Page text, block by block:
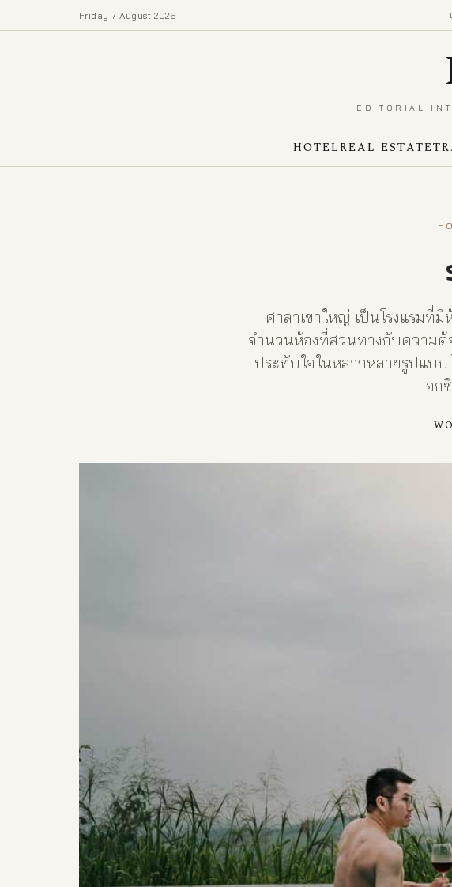
Friday 7 August 2026
EDITORIAL
HOTELREAL ESTATE
ศาลาเขาใหญ่ เป็นโรงแรมที่
จำนวนห้องที่สวนทางกับความต้
ประทับใจในหลากหลายรูปแบบ
อก